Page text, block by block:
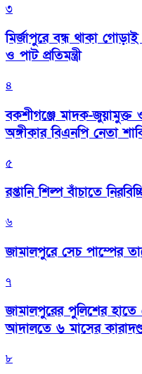
৩
মির্জাপুরে বন্ধ থাকা
ও পাট প্রতিমন্ত্রী
৪
বকশীগঞ্জে মাদক-
অঙ্গীকার বিএনপি নেতা
৫
রপ্তানি শিল্প বাঁচাতে
৬
জামালপুরে সেচ পাম্পের
৭
জামালপুরের পুলিশের হাতে
আদালতে ৬ মাসের
৮